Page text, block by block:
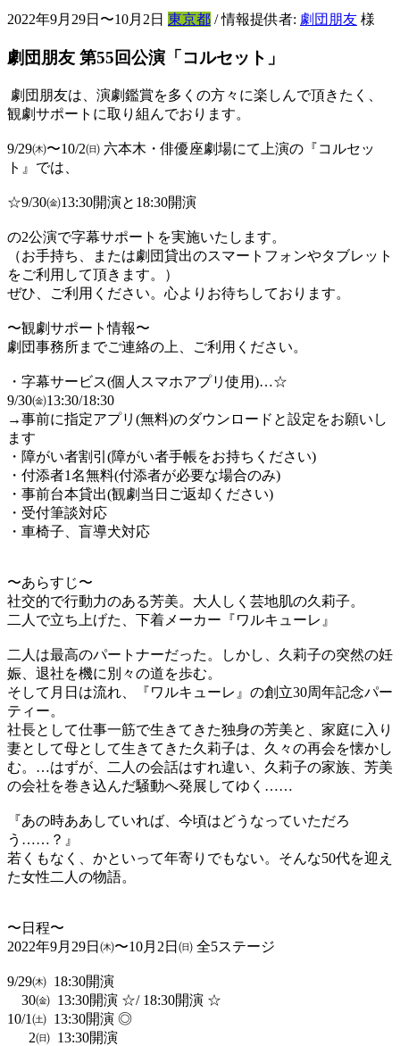
2022年9月29日〜10月2日 東京都 / 情報提供者: 劇団朋友 様
劇団朋友 第55回公演「コルセット」
劇団朋友は、演劇鑑賞を多くの方々に楽しんで頂きたく、
観劇サポートに取り組んでおります。
9/29㈭〜10/2㈰ 六本木・俳優座劇場にて上演の『コルセッ
ト』では、
☆9/30㈮13:30開演と18:30開演
の2公演で字幕サポートを実施いたします。
（お手持ち、または劇団貸出のスマートフォンやタブレット
をご利用して頂きます。）
ぜひ、ご利用ください。心よりお待ちしております。
〜観劇サポート情報〜
劇団事務所までご連絡の上、ご利用ください。
・字幕サービス(個人スマホアプリ使用)…☆
9/30㈮13:30/18:30
→事前に指定アプリ(無料)のダウンロードと設定をお願いし
ます
・障がい者割引(障がい者手帳をお持ちください)
・付添者1名無料(付添者が必要な場合のみ)
・事前台本貸出(観劇当日ご返却ください)
・受付筆談対応
・車椅子、盲導犬対応
〜あらすじ〜
社交的で行動力のある芳美。大人しく芸地肌の久莉子。
二人で立ち上げた、下着メーカー『ワルキューレ』
二人は最高のパートナーだった。しかし、久莉子の突然の妊
娠、退社を機に別々の道を歩む。
そして月日は流れ、『ワルキューレ』の創立30周年記念パー
ティー。
社長として仕事一筋で生きてきた独身の芳美と、家庭に入り
妻として母として生きてきた久莉子は、久々の再会を懐かし
む。…はずが、二人の会話はすれ違い、久莉子の家族、芳美
の会社を巻き込んだ騒動へ発展してゆく……
『あの時ああしていれば、今頃はどうなっていただろ
う……？』
若くもなく、かといって年寄りでもない。そんな50代を迎え
た女性二人の物語。
〜日程〜
2022年9月29日㈭〜10月2日㈰ 全5ステージ
9/29㈭ 18:30開演
30㈮ 13:30開演 ☆/ 18:30開演 ☆
10/1㈯ 13:30開演 ◎
2㈰ 13:30開演